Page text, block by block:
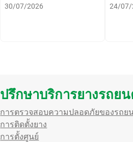
30/07/2026 24/07/
ปรึกษาบริการยางรถ
การตรวจสอบความปลอดภัยของรถย
การติดตั้งยาง
การตั้งศูนย์